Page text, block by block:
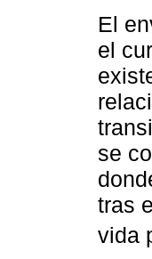
El
el
se
tras
vida